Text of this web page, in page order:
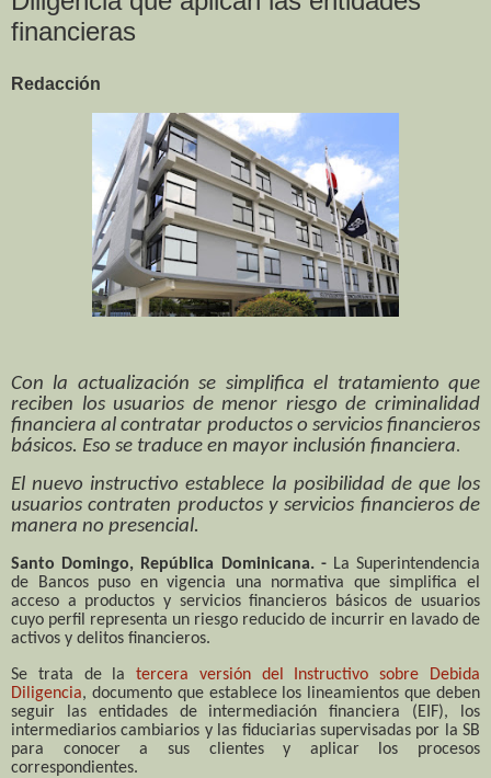
financieras
Redacción
Con la actualización se simplifica el tratamiento que
reciben los usuarios de menor riesgo de criminalidad
financiera al contratar productos o servicios financieros
básicos. Eso se traduce en mayor inclusión financiera.
El nuevo instructivo establece la posibilidad de que los
usuarios contraten productos y servicios financieros de
manera no presencial.
Santo Domingo, República Dominicana. -La Superintendencia
de Bancos puso en vigencia una normativa que simplifica el
acceso a productos y servicios financieros básicos de usuarios
cuyo perfil representa un riesgo reducido de incurrir en lavado de
activos y delitos financieros.
Se trata de latercera versión del Instructivo sobre Debida
Diligencia, documento que establece los lineamientos que deben
seguir
las entidades de intermediación financiera (EIF), los
intermediarios cambiarios y las fiduciarias supervisadas por la SB
para conocer a sus clientes y aplicar los procesos
correspondientes.